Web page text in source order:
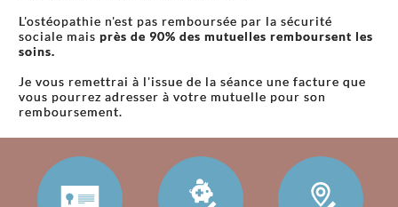
L'ostéopathie n'est pas remboursée par la sécurité
sociale mais près de 90% des mutuelles remboursent les
soins.
Je vous remettrai à l'issue de la séance une facture que
vous pourrez adresser à votre mutuelle pour son
remboursement.